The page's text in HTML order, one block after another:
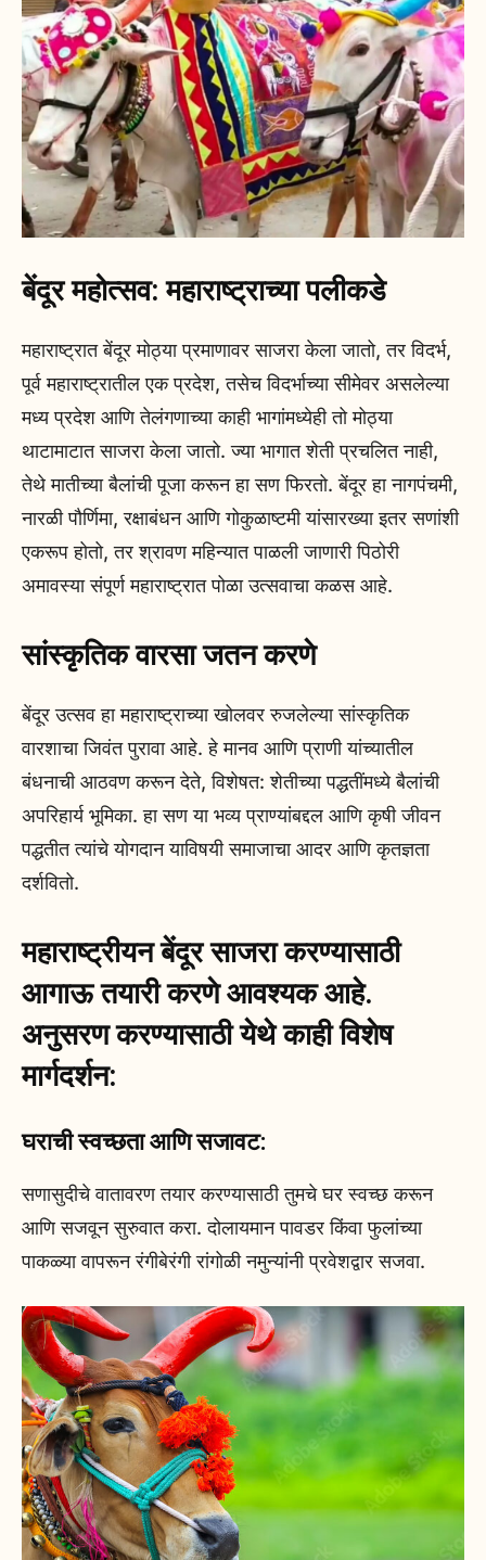
बेंदूर महोत्सव: महाराष्ट्राच्या पलीकडे
महाराष्ट्रात बेंदूर मोठ्या प्रमाणावर साजरा केला जातो, तर विदर्भ,
पूर्व महाराष्ट्रातील एक प्रदेश, तसेच विदर्भाच्या सीमेवर असलेल्या
मध्य प्रदेश आणि तेलंगणाच्या काही भागांमध्येही तो मोठ्या
थाटामाटात साजरा केला जातो. ज्या भागात शेती प्रचलित नाही,
तेथे मातीच्या बैलांची पूजा करून हा सण फिरतो. बेंदूर हा नागपंचमी,
नारळी पौर्णिमा, रक्षाबंधन आणि गोकुळाष्टमी यांसारख्या इतर सणांशी
एकरूप होतो, तर श्रावण महिन्यात पाळली जाणारी पिठोरी
अमावस्या संपूर्ण महाराष्ट्रात पोळा उत्सवाचा कळस आहे.
सांस्कृतिक वारसा जतन करणे
बेंदूर उत्सव हा महाराष्ट्राच्या खोलवर रुजलेल्या सांस्कृतिक
वारशाचा जिवंत पुरावा आहे. हे मानव आणि प्राणी यांच्यातील
बंधनाची आठवण करून देते, विशेषत: शेतीच्या पद्धतींमध्ये बैलांची
अपरिहार्य भूमिका. हा सण या भव्य प्राण्यांबद्दल आणि कृषी जीवन
पद्धतीत त्यांचे योगदान याविषयी समाजाचा आदर आणि कृतज्ञता
दर्शवितो.
महाराष्ट्रीयन बेंदूर साजरा करण्यासाठी
आगाऊ तयारी करणे आवश्यक आहे.
अनुसरण करण्यासाठी येथे काही विशेष
मार्गदर्शन:
घराची स्वच्छता आणि सजावट:
सणासुदीचे वातावरण तयार करण्यासाठी तुमचे घर स्वच्छ करून
आणि सजवून सुरुवात करा. दोलायमान पावडर किंवा फुलांच्या
पाकळ्या वापरून रंगीबेरंगी रांगोळी नमुन्यांनी प्रवेशद्वार सजवा.